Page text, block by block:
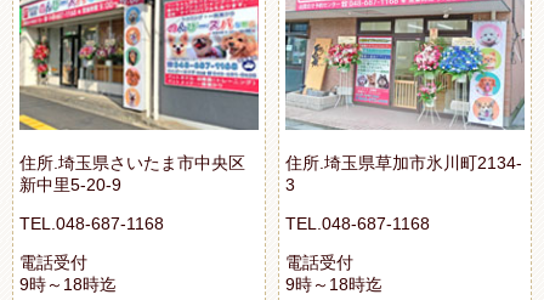
住所.埼玉県さいたま市中央区
新中里5-20-9
TEL.048-687-1168
電話受付
9時～18時迄
住所.埼玉県草加市氷川町2134-
3
TEL.048-687-1168
電話受付
9時～18時迄